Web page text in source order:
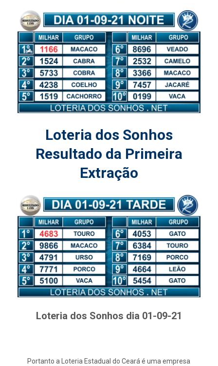
Loteria dos Sonhos
Resultado da Primeira
Extração
Loteria dos Sonhos dia 01-09-21
Portanto a Loteria Estadual do Ceará é uma empresa